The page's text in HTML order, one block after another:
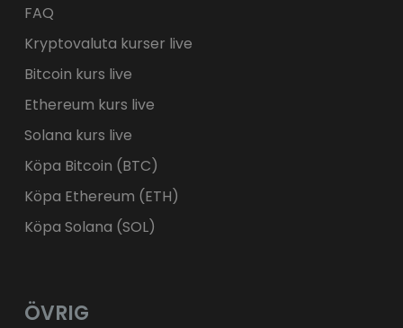
FAQ
Kryptovaluta kurser live
Bitcoin kurs live
Ethereum kurs live
Solana kurs live
Köpa Bitcoin (BTC)
Köpa Ethereum (ETH)
Köpa Solana (SOL)
ÖVRIG